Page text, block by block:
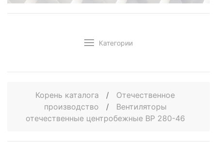
Категории
Корень каталога /
Отечественное
производство
/
Вентиляторы
отечественные центробежные ВР 280-46